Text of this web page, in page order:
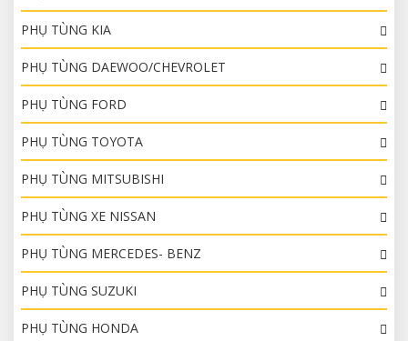
PHỤ TÙNG KIA
PHỤ TÙNG DAEWOO/CHEVROLET
PHỤ TÙNG FORD
PHỤ TÙNG TOYOTA
PHỤ TÙNG MITSUBISHI
PHỤ TÙNG XE NISSAN
PHỤ TÙNG MERCEDES- BENZ
PHỤ TÙNG SUZUKI
PHỤ TÙNG HONDA